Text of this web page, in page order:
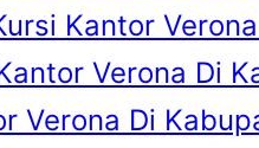
Kantor
Verona Di
Verona Di